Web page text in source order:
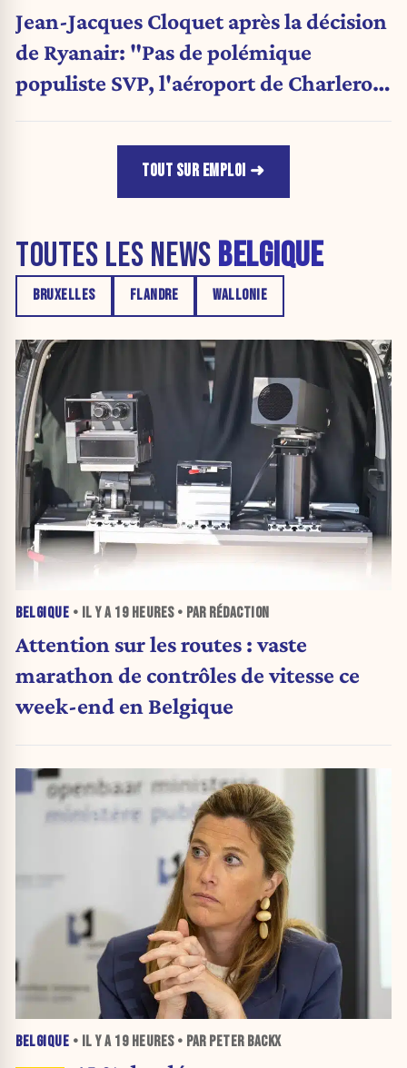
Jean-Jacques Cloquet après la décision
de Ryanair: "Pas de polémique
populiste SVP, l'aéroport de Charleroi
TOUT SUR EMPLOI
TOUTES LES NEWS BELGIQUE
BRUXELLES FLANDRE WALLONIE
BELGIQUE • IL Y A 19 HEURES• PAR RÉDACTION
Attention sur les routes : vaste
marathon de contrôles de vitesse ce
week-end en Belgique
BELGIQUE • IL Y A 19 HEURES• PAR PETER BACKX